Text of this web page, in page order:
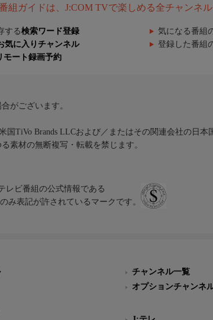
組ガイドは、J:COM TVで楽しめる全チャンネ
する検索ワード登録 気になる番組
気に入りチャンネル 登録した番組
モート録画予約
がございます。
TiVo Brands LLCおよび／またはその関連会社の日本
素材の無断複写・転載を禁じます。
レビ番組の公式情報である
み表記が許されているマークです。
チャンネル一覧
オプションチャンネ